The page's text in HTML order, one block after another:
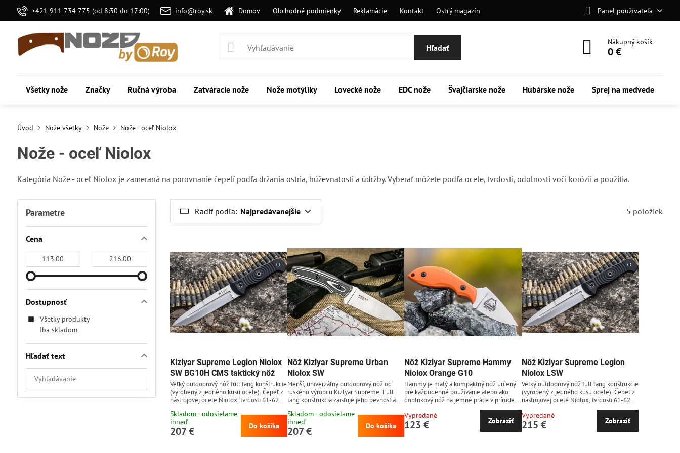
+421 911 734 775 (od 8:30 do 17:00) info@roy.sk Domov Obchodné podmienky Reklamácie Kontakt Ostrý magazín Panel používateľa
Hľadať
Nákupný košík
0 €
Všetky nože Značky Ručná výroba Zatváracie nože Nože motýliky Lovecké nože EDC nože Švajčiarske nože Hubárske nože Sprej na medvede
Úvod Nože všetky Nože Nože - oceľ Niolox
Nože - oceľ Niolox
Kategória Nože - oceľ Niolox je zameraná na porovnanie čepelí podľa držania ostria, húževnatosti a údržby. Vyberať môžete podľa ocele, tvrdosti, odolnosti voči korózii a použitia.
Radiť podľa: Najpredávanejšie 5 položiek
Kizlyar Supreme Legion Niolox
SW BG10H CMS taktický nôž
Veľký outdoorový nôž full tang konštrukcie
(vyrobený z jedného kusu ocele). Čepeľ z
nástrojovej ocele Niolox, tvrdosti 61-62
stonewash. Tvar čepele predurčuje tento
nôž na efektívne bodanie a práce, pri
ktorých využijete ostrú špičku noža. Nôž je
Skladom - odosielame
ihneď
207 € Do košíka
Nôž Kizlyar Supreme Urban
Niolox SW
Menší, univerzálny outdoorový nôž od
ruského výrobcu Kizlyar Supreme. Full
tang konštrukcia zaisťuje jeho pevnosť a
Niolox, tvrdosti 61-62 HRC s povrchovou
úpravou stonewash (veľmi jemný vzor).
Rukoväť vyrobená z G10 - moderný
Skladom - odosielame
ihneď
207 € Do košíka
Nôž Kizlyar Supreme Hammy
Niolox Orange G10
Hammy je malý a kompaktný nôž určený
pre každodenné používanie alebo ako
doplnkový nôž na jemné práce v prírode.
Napriek menším rozmerom je veľmi
pevný, čo zabezpečuje jeho full tang
konštrukcia. Čepeľ s plochým výbrusom je
vyrobená z nástrojovej ocele Niolox,
Vypredané
123 € Zobraziť
Nôž Kizlyar Supreme Legion
Niolox LSW
Veľký outdoorový nôž full tang konštrukcie
(vyrobený z jedného kusu ocele). Čepeľ z
nástrojovej ocele Niolox, tvrdosti 61-62
HRC, s jemnou povrchovou úpravou typu
stonewash. Tvar čepele predurčuje tento
nôž na efektívne bodanie a práce pri
ktorých využijete ostrú špičku noža. Nôž je
Vypredané
215 € Zobraziť
Parametre
Cena
Dostupnosť
Všetky produkty
Iba skladom
Hľadať text
Prehľadať
výsledky
filtra